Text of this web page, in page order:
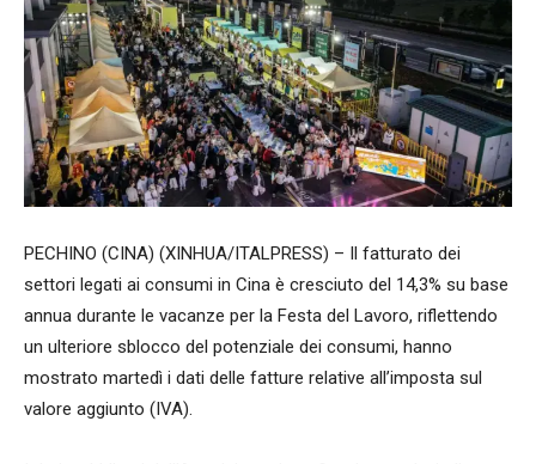
PECHINO (CINA) (XINHUA/ITALPRESS) – Il fatturato dei
settori legati ai consumi in Cina è cresciuto del 14,3% su base
annua durante le vacanze per la Festa del Lavoro, riflettendo
un ulteriore sblocco del potenziale dei consumi, hanno
mostrato martedì i dati delle fatture relative all’imposta sul
valore aggiunto (IVA).